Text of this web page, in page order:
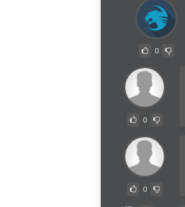
0
0
0